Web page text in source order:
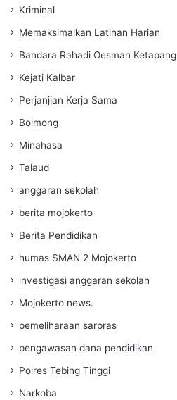
Kriminal
Memaksimalkan Latihan Harian
Bandara Rahadi Oesman Ketapang
Kejati Kalbar
Perjanjian Kerja Sama
Bolmong
Minahasa
Talaud
anggaran sekolah
berita mojokerto
Berita Pendidikan
humas SMAN 2 Mojokerto
investigasi anggaran sekolah
Mojokerto news.
pemeliharaan sarpras
pengawasan dana pendidikan
Polres Tebing Tinggi
Narkoba